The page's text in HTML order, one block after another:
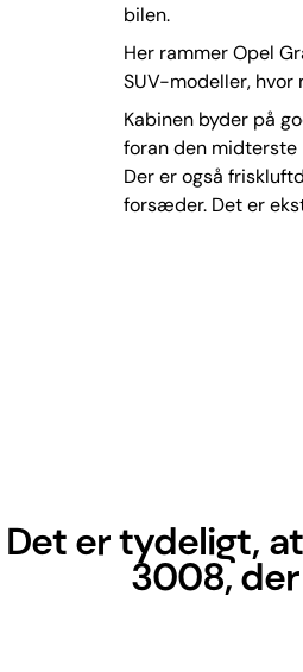
bilen.
Her rammer Opel
SUV-modeller, hvor
Kabinen byder på
foran den
Der er også
forsæder. Det er
Det er tydeligt,
3008,